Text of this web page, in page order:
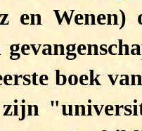
Wenen)
boek